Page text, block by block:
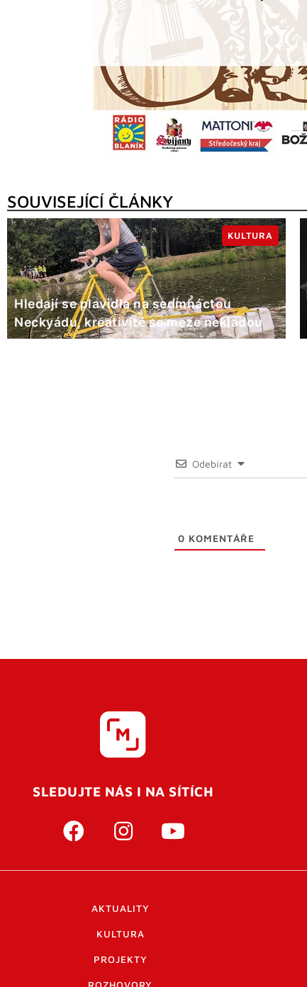
SOUVISEJÍCÍ ČLÁNKY
Hledají se plavidla na sedmnáctou
Neckyádu, kreativitě se meze nekladou
KULTURA
Odebírat
0 KOMENTÁŘE
SLEDUJTE NÁS I NA SÍTÍCH
AKTUALITY
KULTURA
PROJEKTY
ROZHOVORY